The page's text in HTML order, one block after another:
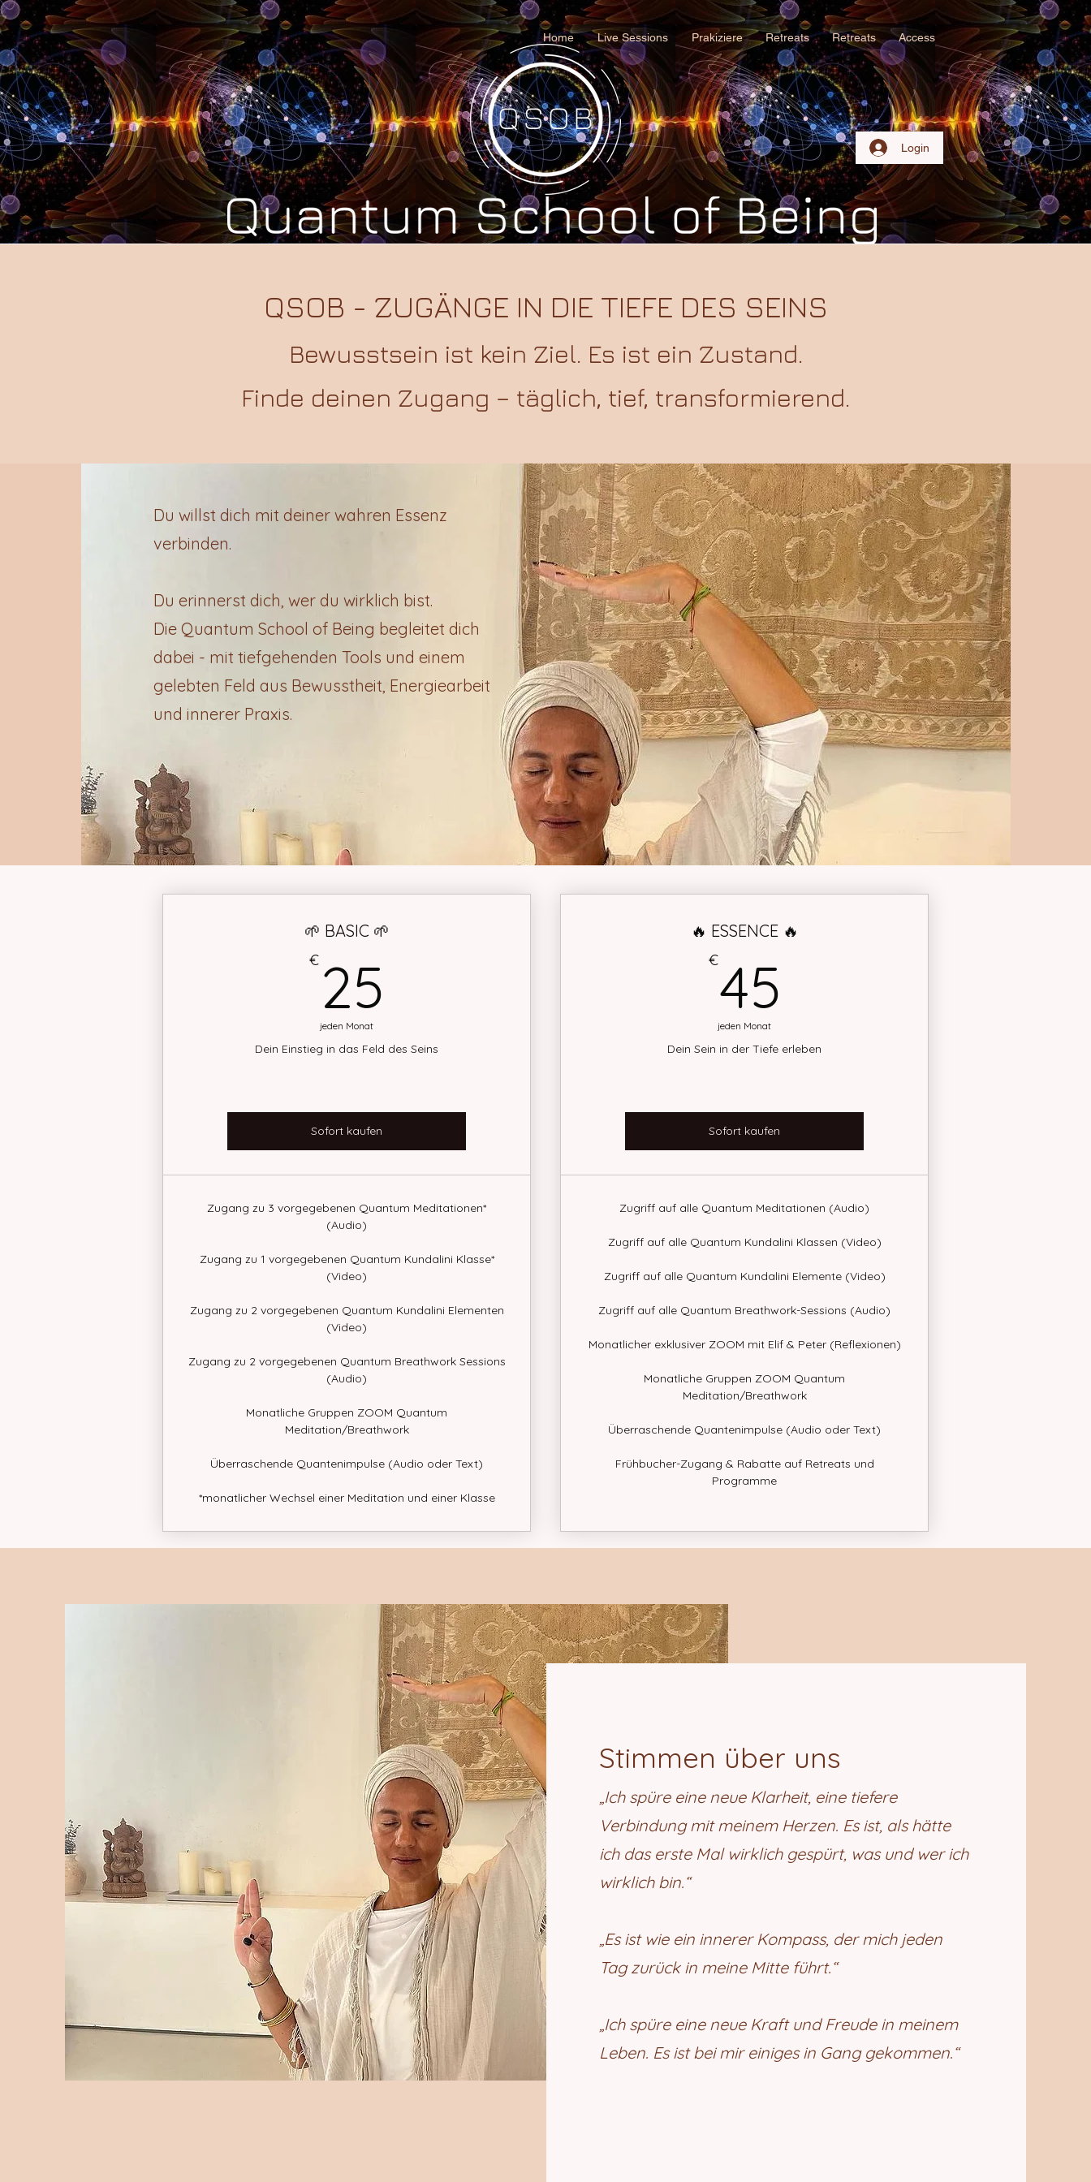
Login
Home Live Sessions Prakiziere Retreats Retreats Access
QSOB - ZUGÄNGE IN DIE TIEFE DES SEINS
Bewusstsein ist kein Ziel. Es ist ein Zustand.
Finde deinen Zugang – täglich, tief, transformierend.
Du willst dich mit deiner wahren Essenz
verbinden.
Du erinnerst dich, wer du wirklich bist.
Die Quantum School of Being begleitet dich
dabei - mit tiefgehenden Tools und einem
gelebten Feld aus Bewusstheit, Energiearbeit
und innerer Praxis.
🌱 BASIC 🌱
€ 25
jeden Monat
Dein Einstieg in das Feld des Seins
Sofort kaufen
Zugang zu 3 vorgegebenen Quantum Meditationen*
(Audio)
Zugang zu 1 vorgegebenen Quantum Kundalini Klasse*
(Video)
Zugang zu 2 vorgegebenen Quantum Kundalini Elementen
(Video)
Zugang zu 2 vorgegebenen Quantum Breathwork Sessions
(Audio)
Monatliche Gruppen ZOOM Quantum
Meditation/Breathwork
Überraschende Quantenimpulse (Audio oder Text)
*monatlicher Wechsel einer Meditation und einer Klasse
🔥 ESSENCE 🔥
€45
jeden Monat
Dein Sein in der Tiefe erleben
Sofort kaufen
Zugriff auf alle Quantum Meditationen (Audio)
Zugriff auf alle Quantum Kundalini Klassen (Video)
Zugriff auf alle Quantum Kundalini Elemente (Video)
Zugriff auf alle Quantum Breathwork-Sessions (Audio)
Monatlicher exklusiver ZOOM mit Elif & Peter (Reflexionen)
Monatliche Gruppen ZOOM Quantum
Meditation/Breathwork
Überraschende Quantenimpulse (Audio oder Text)
Frühbucher-Zugang & Rabatte auf Retreats und
Programme
Stimmen über uns
„Ich spüre eine neue Klarheit, eine tiefere
Verbindung mit meinem Herzen. Es ist, als hätte
ich das erste Mal wirklich gespürt, was und wer ich
wirklich bin.“
„Es ist wie ein innerer Kompass, der mich jeden
Tag zurück in meine Mitte führt.“
„Ich spüre eine neue Kraft und Freude in meinem
Leben. Es ist bei mir einiges in Gang gekommen.“